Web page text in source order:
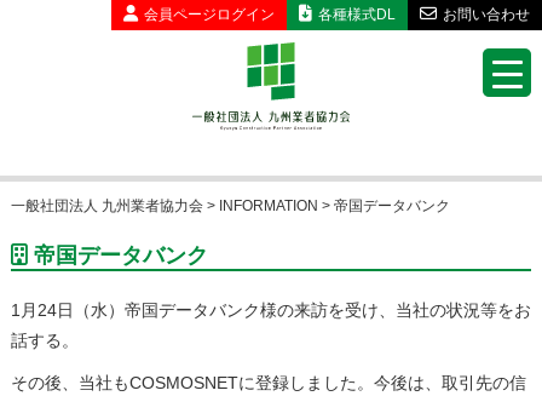
会員ページ ログイン 各種様式DL お問い合わせ
一般社団法人 九州業者協力会> INFORMATION > 帝国データバンク
帝国データバンク
1月24日（水）帝国データバンク様の来訪を受け、当社の状況等をお
話する。
その後、当社もCOSMOSNETに登録しました。今後は、取引先の信